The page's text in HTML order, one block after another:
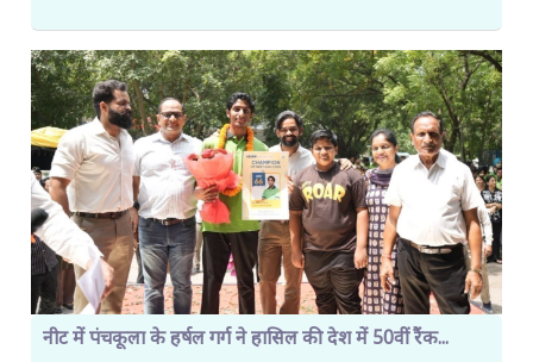
नीट में पंचकूला के हर्षल गर्ग ने हासिल की देश में 50वीं रैंक...